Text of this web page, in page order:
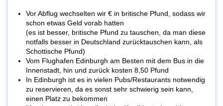
Vor Abflug wechselten wir € in britische Pfund, sodass wir
schon etwas Geld vorab hatten
(es ist besser, britische Pfund zu tauschen, da man diese
notfalls besser in Deutschland zurücktauschen kann, als
Schottische Pfund)
Vom Flughafen Edinburgh am Besten mit dem Bus in die
Innenstadt, hin und zurück kosten 8,50 Pfund
In Edinburgh ist es in vielen Pubs/Restaurants notwendig
zu reservieren, da es sonst sehr schwierig sein kann,
einen Platz zu bekommen